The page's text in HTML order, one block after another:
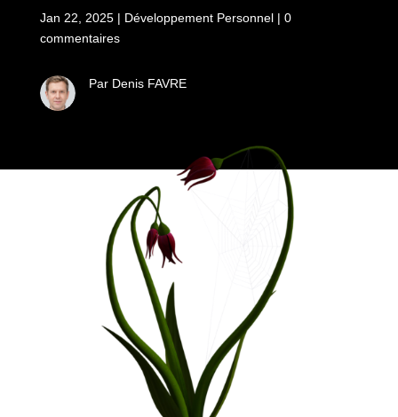
Jan 22, 2025| Développement Personnel| 0
commentaires
Par Denis FAVRE